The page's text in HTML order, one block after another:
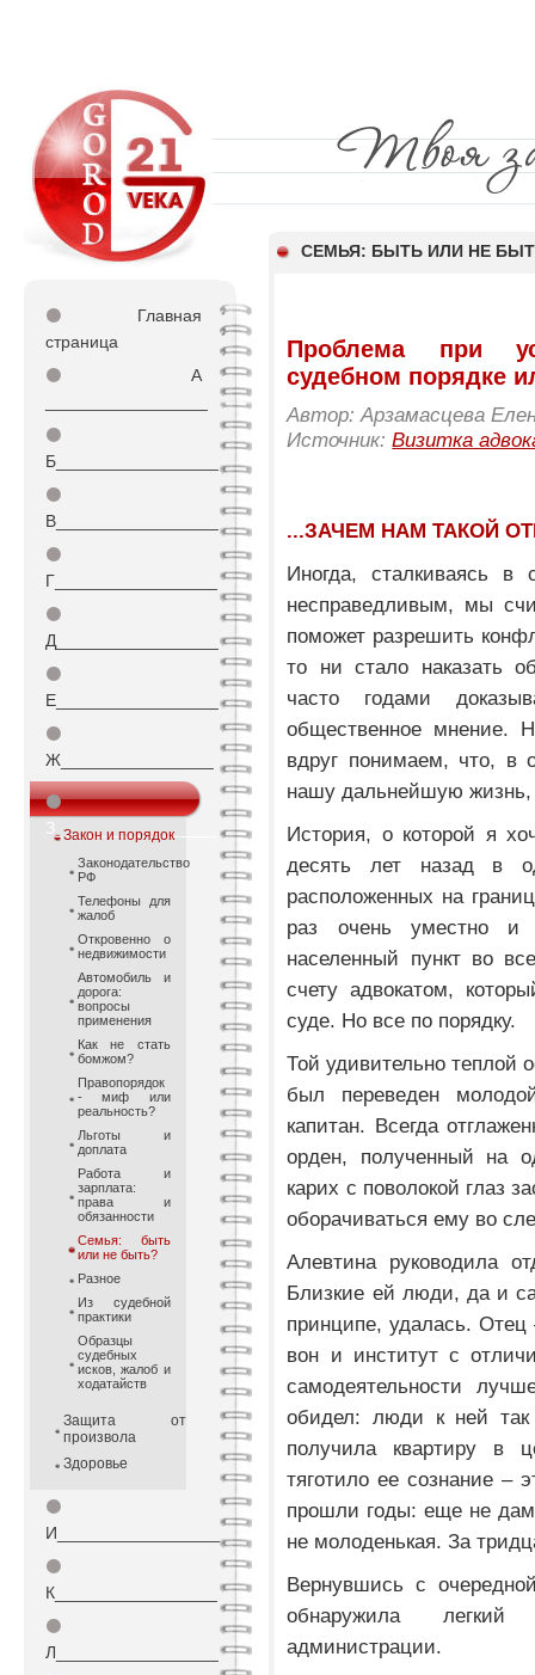
СЕМЬЯ: БЫТЬ ИЛИ НЕ
⚫
Главная
страница
⚫
А
⚫
Б_________________
⚫
В_________________
⚫
Г_________________
⚫
Д_________________
⚫
Е_________________
⚫
Ж________________
⚫
З_________________
Закон и порядок
Законодательство
РФ
Телефоны для
жалоб
Откровенно о
недвижимости
Автомобиль и
дорога:
вопросы
применения
Как не стать
бомжом?
Правопорядок
- миф или
реальность?
Льготы и
доплата
Работа и
зарплата:
права и
обязанности
Семья: быть
или не быть?
Разное
Из судебной
практики
Образцы
судебных
исков, жалоб и
ходатайств
Защита от
произвола
Здоровье
⚫
И_________________
⚫
К_________________
⚫
Л_________________
Проблема при
судебном порядке
Автор: Арзамасцева
Источник:Визитка
...ЗАЧЕМ НАМ ТАКОЙ
Иногда, сталкиваясь
несправедливым, мы
поможет разрешить
то ни стало наказать
часто годами
общественное мнение.
вдруг понимаем, что, в
нашу дальнейшую
История, о которой я
десять лет назад в
расположенных на
раз очень уместно и
населенный пункт во
счету адвокатом,
суде. Но все по порядку.
Той удивительно теплой
был переведен
капитан. Всегда
орден, полученный на
карих с поволокой глаз
оборачиваться ему во
Алевтина руководила
Близкие ей люди, да и
принципе, удалась.
вон и институт с
самодеятельности
обидел: люди к ней так
получила квартиру в
тяготило ее сознание –
прошли годы: еще не
не молоденькая. За
Вернувшись с
обнаружила
администрации.